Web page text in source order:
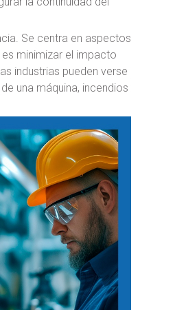
Se centra en aspectos
minimizar el impacto
industrias pueden verse
una máquina, incendios